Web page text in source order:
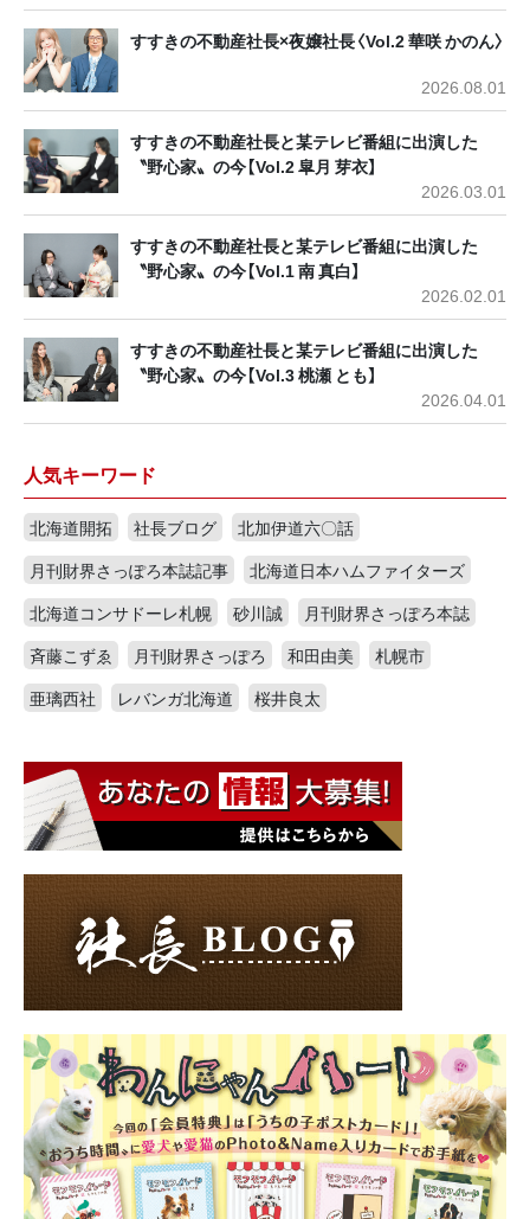
すすきの不動産社長×夜嬢社長〈Vol.2 華咲 かのん〉
2026.08.01
すすきの不動産社長と某テレビ番組に出演した
〝野心家〟の今【Vol.2 皐月 芽衣】
2026.03.01
すすきの不動産社長と某テレビ番組に出演した
〝野心家〟の今【Vol.1 南 真白】
2026.02.01
すすきの不動産社長と某テレビ番組に出演した
〝野心家〟の今【Vol.3 桃瀬 とも】
2026.04.01
人気キーワード
北海道開拓 社長ブログ
北加伊道六〇話
月刊財界さっぽろ本誌記事
北海道日本ハムファイターズ
北海道コンサドーレ札幌
砂川誠
月刊財界さっぽろ本誌
斉藤こずゑ
月刊財界さっぽろ 和田由美
札幌市
亜璃西社
レバンガ北海道 桜井良太